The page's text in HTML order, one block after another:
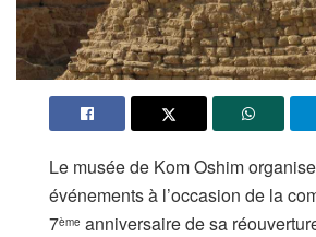
Le musée de Kom Oshim
événements à l’occasion de la
7ème anniversaire de sa